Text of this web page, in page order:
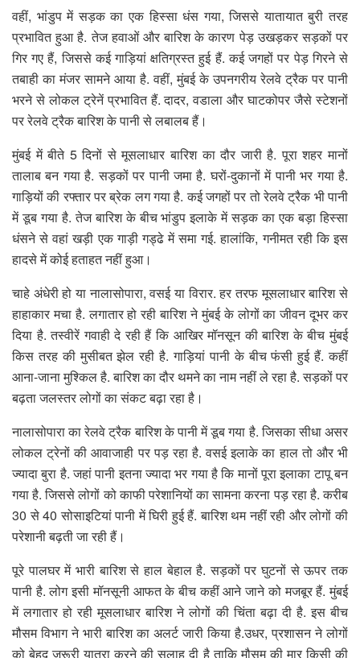
वहीं, भांडुप में सड़क का एक हिस्सा धंस गया, जिससे यातायात बुरी तरह
प्रभावित हुआ है. तेज हवाओं और बारिश के कारण पेड़ उखड़कर सड़कों पर
गिर गए हैं, जिससे कई गाड़ियां क्षतिग्रस्त हुई हैं. कई जगहों पर पेड़ गिरने से
तबाही का मंजर सामने आया है. वहीं, मुंबई के उपनगरीय रेलवे ट्रैक पर पानी
भरने से लोकल ट्रेनें प्रभावित हैं. दादर, वडाला और घाटकोपर जैसे स्टेशनों
पर रेलवे ट्रैक बारिश के पानी से लबालब हैं।
मुंबई में बीते 5 दिनों से मूसलाधार बारिश का दौर जारी है. पूरा शहर मानों
तालाब बन गया है. सड़कों पर पानी जमा है. घरों-दुकानों में पानी भर गया है.
गाड़ियों की रफ्तार पर ब्रेक लग गया है. कई जगहों पर तो रेलवे ट्रैक भी पानी
में डूब गया है. तेज बारिश के बीच भांडुप इलाके में सड़क का एक बड़ा हिस्सा
धंसने से वहां खड़ी एक गाड़ी गड्ढे में समा गई. हालांकि, गनीमत रही कि इस
हादसे में कोई हताहत नहीं हुआ।
चाहे अंधेरी हो या नालासोपारा, वसई या विरार. हर तरफ मूसलाधार बारिश से
हाहाकार मचा है. लगातार हो रही बारिश ने मुंबई के लोगों का जीवन दूभर कर
दिया है. तस्वीरें गवाही दे रही हैं कि आखिर मॉनसून की बारिश के बीच मुंबई
किस तरह की मुसीबत झेल रही है. गाड़ियां पानी के बीच फंसी हुई हैं. कहीं
आना-जाना मुश्किल है. बारिश का दौर थमने का नाम नहीं ले रहा है. सड़कों पर
बढ़ता जलस्तर लोगों का संकट बढ़ा रहा है।
नालासोपारा का रेलवे ट्रैक बारिश के पानी में डूब गया है. जिसका सीधा असर
लोकल ट्रेनों की आवाजाही पर पड़ रहा है. वसई इलाके का हाल तो और भी
ज्यादा बुरा है. जहां पानी इतना ज्यादा भर गया है कि मानों पूरा इलाका टापू बन
गया है. जिससे लोगों को काफी परेशानियों का सामना करना पड़ रहा है. करीब
30 से 40 सोसाइटियां पानी में घिरी हुई हैं. बारिश थम नहीं रही और लोगों की
परेशानी बढ़ती जा रही हैं।
पूरे पालघर में भारी बारिश से हाल बेहाल है. सड़कों पर घुटनों से ऊपर तक
पानी है. लोग इसी मॉनसूनी आफत के बीच कहीं आने जाने को मजबूर हैं. मुंबई
में लगातार हो रही मूसलाधार बारिश ने लोगों की चिंता बढ़ा दी है. इस बीच
मौसम विभाग ने भारी बारिश का अलर्ट जारी किया है.उधर, प्रशासन ने लोगों
को बेहद जरूरी यात्रा करने की सलाह दी है ताकि मौसम की मार किसी की